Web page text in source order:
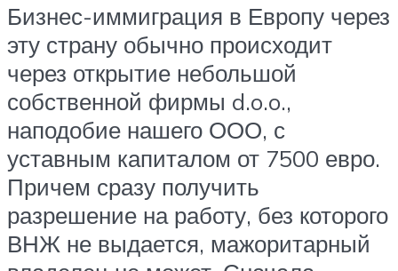
Бизнес-иммиграция в Европу через
эту страну обычно происходит
через открытие небольшой
собственной фирмы d.o.o.,
наподобие нашего ООО, с
уставным капиталом от 7500 евро.
Причем сразу получить
разрешение на работу, без которого
ВНЖ не выдается, мажоритарный